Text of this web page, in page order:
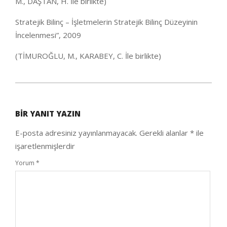
Stratejik Bilinç – İşletmelerin Stratejik Bilinç Düzeyinin
İncelenmesi”, 2009
(TİMUROĞLU, M., KARABEY, C. İle birlikte)
05
BIR YANIT YAZIN
E-posta adresiniz yayınlanmayacak. Gerekli alanlar * ile
işaretlenmişlerdir
Yorum *